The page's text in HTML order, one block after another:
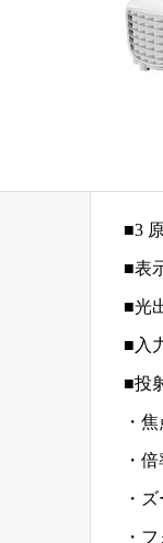
■3
■表
■光
■入
■投
・
・
・
・